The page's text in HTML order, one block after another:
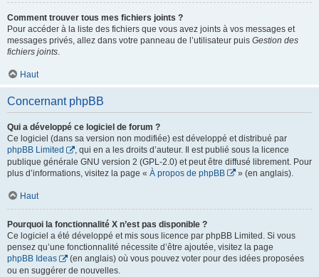
Comment trouver tous mes fichiers joints ?
Pour accéder à la liste des fichiers que vous avez joints à vos messages et
messages privés, allez dans votre panneau de l’utilisateur puis Gestion des
fichiers joints.
Haut
Concernant phpBB
Qui a développé ce logiciel de forum ?
Ce logiciel (dans sa version non modifiée) est développé et distribué par
phpBB Limited
, qui en a les droits d’auteur. Il est publié sous la licence
publique générale GNU version 2 (GPL-2.0) et peut être diffusé librement. Pour
plus d’informations, visitez la page « À propos de phpBB » (en anglais).
Haut
Pourquoi la fonctionnalité X n’est pas disponible ?
Ce logiciel a été développé et mis sous licence par phpBB Limited. Si vous
pensez qu’une fonctionnalité nécessite d’être ajoutée, visitez la page
phpBB Ideas
(en anglais) où vous pouvez voter pour des idées proposées
ou en suggérer de nouvelles.